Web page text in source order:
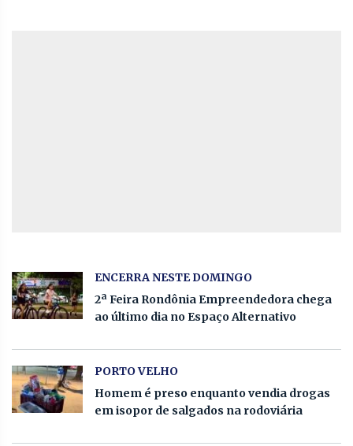
ENCERRA NESTE DOMINGO
2ª Feira Rondônia Empreendedora chega
ao último dia no Espaço Alternativo
PORTO VELHO
Homem é preso enquanto vendia drogas
em isopor de salgados na rodoviária